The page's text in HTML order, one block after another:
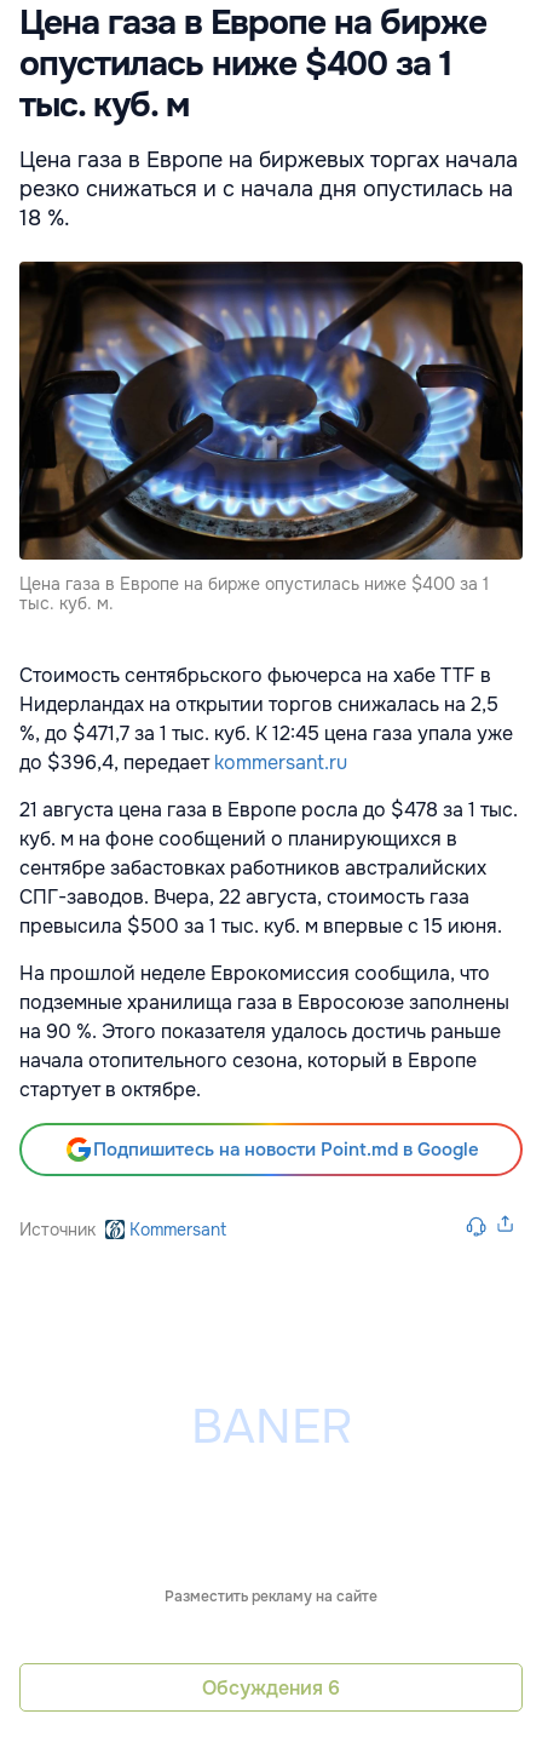
Цена газа в Европе на бирже
опустилась ниже $400 за 1
тыс. куб. м
Цена газа в Европе на биржевых торгах начала
резко снижаться и с начала дня опустилась на
18 %.
Цена газа в Европе на бирже опустилась ниже $400 за 1
тыс. куб. м.
Стоимость сентябрьского фьючерса на хабе TTF в
Нидерландах на открытии торгов снижалась на 2,5
%, до $471,7 за 1 тыс. куб. К 12:45 цена газа упала уже
до $396,4, передаетkommersant.ru
21 августа цена газа в Европе росла до $478 за 1 тыс.
куб. м на фоне сообщений о планирующихся в
сентябре забастовках работников австралийских
СПГ-заводов. Вчера, 22 августа, стоимость газа
превысила $500 за 1 тыс. куб. м впервые с 15 июня.
На прошлой неделе Еврокомиссия сообщила, что
подземные хранилища газа в Евросоюзе заполнены
на 90 %. Этого показателя удалось достичь раньше
начала отопительного сезона, который в Европе
стартует в октябре.
Подпишитесь на новости Point.md в Google
Источник Kommersant
Разместить рекламу на сайте
Обсуждения 6